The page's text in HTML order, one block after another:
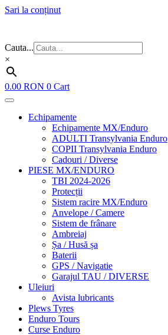
Sari la conținut
Cauta...
×
0.00 RON 0 Cart
Echipamente
Echipamente MX/Enduro
ADULTI Transylvania Enduro
COPII Transylvania Enduro
Cadouri / Diverse
PIESE MX/ENDURO
TBI 2024-2026
Protecții
Sistem racire MX/Enduro
Anvelope / Camere
Sistem de frânare
Ambreiaj
Șa / Husă șa
Baterii
GPS / Navigatie
Garajul TAU / DIVERSE
Uleiuri
Avista lubricants
Plews Tyres
Enduro Tours
Curse Enduro